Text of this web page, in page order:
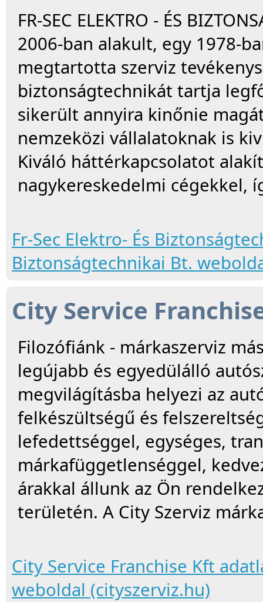
FR-SEC ELEKTRO - ÉS
2006-ban alakult, egy 1978-
megtartotta szerviz
biztonságtechnikát tartja
sikerült annyira kinőnie
nemzeközi vállalatoknak is
Kiváló háttérkapcsolatot
nagykereskedelmi cégekkel,
Fr-Sec Elektro- És
Biztonságtechnikai Bt.
City Service
Filozófiánk - márkaszerviz
legújabb és egyedülálló
megvilágításba helyezi az
felkészültségű és
lefedettséggel, egységes,
márkafüggetlenséggel,
árakkal állunk az Ön
területén. A City Szerviz
City Service Franchise Kft
weboldal (cityszerviz.hu)